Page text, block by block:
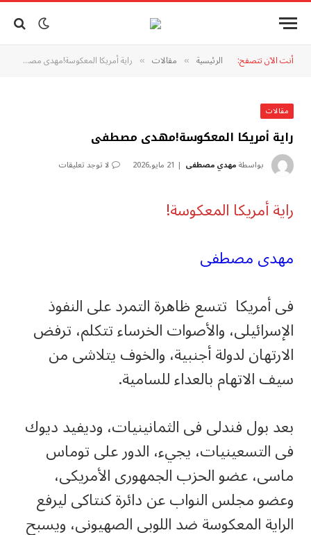
أنت الآن تتصفح: الرئيسية » مقالات » ‫راية أمريكا المعكوسة!مهدى مصطفى
مقالات
‫راية أمريكا المعكوسة!مهدى مصطفى
بواسطةمهدي مصطفى 21 مايو,2026 لا توجد تعليقات
‫راية أمريكا المعكوسة!
مهدى مصطفى
فى أمريكا تتسع ظاهرة التمرد على النفوذ
الإسرائيلى، والأصوات الخرساء تتكلم، ترفض
الارتهان لدولة أجنبية، والخوف يتلاشى من
سيف الاتهام بالعداء للسامية.
بعد بول فندلى فى الثمانينيات، وديفيد ديوك
فى التسعينيات، يجيء، الدور على توماس
ماسى، عضو الحزب الجمهورى الأمريكى،
وعضو مجلس النواب عن دائرة كنتاكى ليرفع
الراية المعكوسة ضد اللوبى الصهيونى، ويسبح